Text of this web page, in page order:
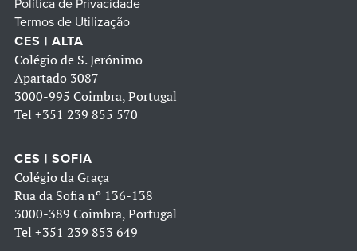
Política de Privacidade
Termos de Utilização
CES | ALTA
Colégio de S. Jerónimo
Apartado 3087
3000-995 Coimbra, Portugal
Tel +351 239 855 570
CES | SOFIA
Colégio da Graça
Rua da Sofia nº 136-138
3000-389 Coimbra, Portugal
Tel +351 239 853 649